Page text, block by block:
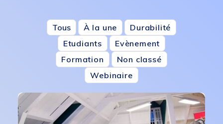
Tous À la une
Durabilité
Etudiants
Evènement
Formation
Non classé
Webinaire